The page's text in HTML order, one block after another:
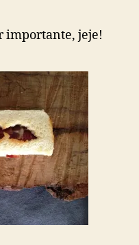
importante, jeje!